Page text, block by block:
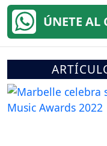
ÚNETE AL